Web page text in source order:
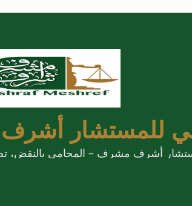
للمستشار
أشرف مشرف – المحامي بالنقض، تضم